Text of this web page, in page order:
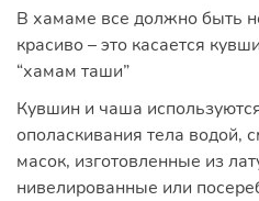
В хамаме все должно быть
красиво – это касается
“хамам таши”
Кувшин и чаша
ополаскивания тела водой,
масок, изготовленные из
нивелированные или